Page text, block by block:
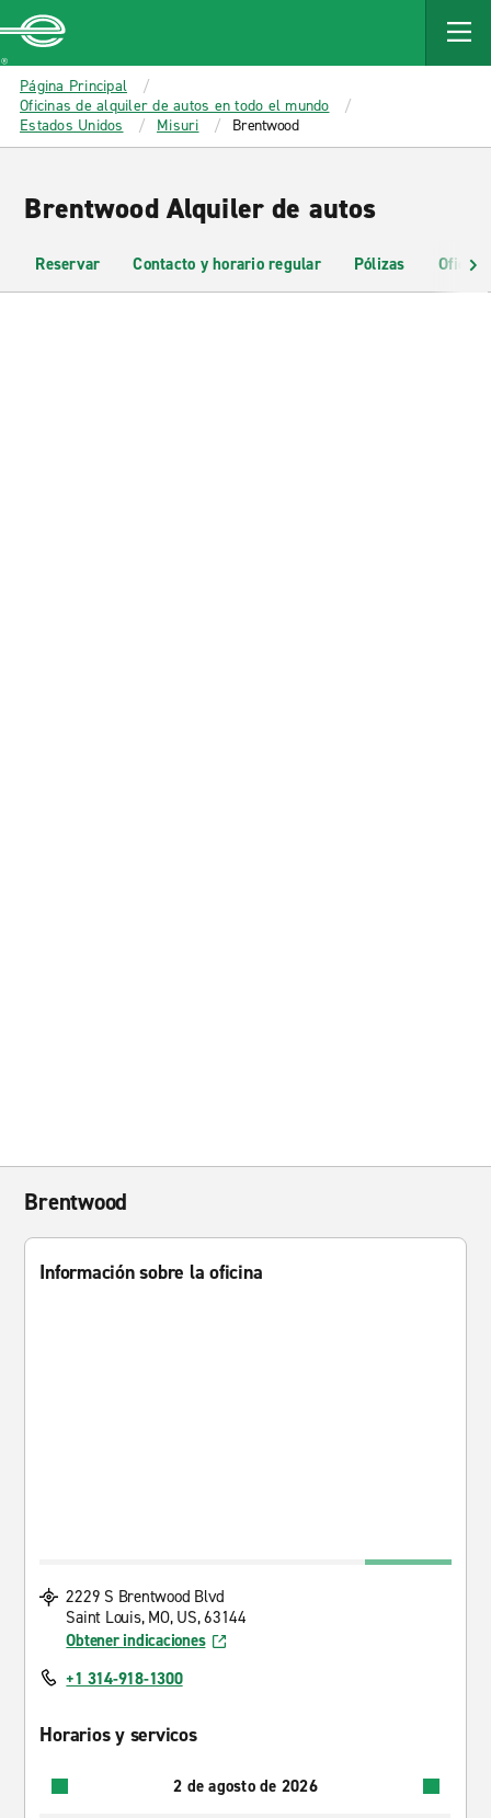
MAIN
CONTENT
Enterprise
Página Principal
Oficinas de alquiler de autos en todo el mundo
Estados Unidos
Misuri Brentwood
Brentwood Alquiler de autos
Reservar Contacto y horario regular Pólizas
Brentwood
Información sobre la oficina
2229 S Brentwood Blvd
Saint Louis, MO, US, 63144
Obtener indicaciones
+1 314-918-1300
Horarios y servicos
2 de agosto de 2026